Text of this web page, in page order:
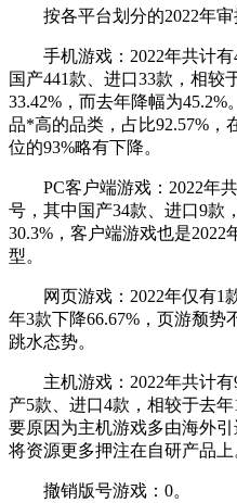
按各平台划分的2022年审
手机游戏：2022年共计有
国产441款、进口33款，相较
33.42%，而去年降幅为
品*高的品类，占比92.57%，
位的93%略有下降。
PC客户端游戏：2022年共
号，其中国产34款、进口9款
30.3%，客户端游戏也是
型。
网页游戏：2022年仅有1
年3款下降66.67%，页游颓
跳水态势。
主机游戏：2022年共计有
产5款、进口4款，相较于去
要原因为主机游戏多由海外
将资源更多押注在自研产品上
撤销版号游戏：0。